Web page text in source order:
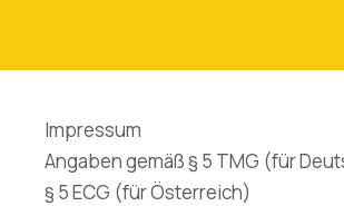
Impressum
Angaben gemäß § 5 TMG (für
§ 5 ECG (für Österreich)